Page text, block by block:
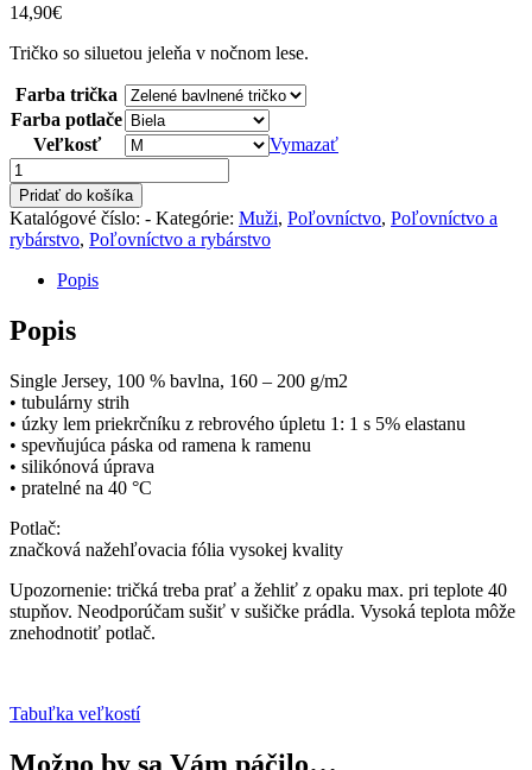
14,90€
Tričko so siluetou jeleňa v nočnom lese.
Farba trička
Farba potlače
Veľkosť
Vymazať
množstvo
Poľovnícke
tričko
-
Jeleň
nočnom
lese
Pridať do košíka
Katalógové číslo: - Kategórie: Muži, Poľovníctvo, Poľovníctvo a
rybárstvo, Poľovníctvo a rybárstvo
Popis
Popis
Single Jersey, 100 % bavlna, 160 – 200 g/m2
• tubulárny strih
• úzky lem priekrčníku z rebrového úpletu 1: 1 s 5% elastanu
• spevňujúca páska od ramena k ramenu
• silikónová úprava
• pratelné na 40 °C
Potlač:
značková nažehľovacia fólia vysokej kvality
Upozornenie: tričká treba prať a žehliť z opaku max. pri teplote 40
stupňov. Neodporúčam sušiť v sušičke prádla. Vysoká teplota môže
znehodnotiť potlač.
Tabuľka veľkostí
Možno by sa Vám páčilo…